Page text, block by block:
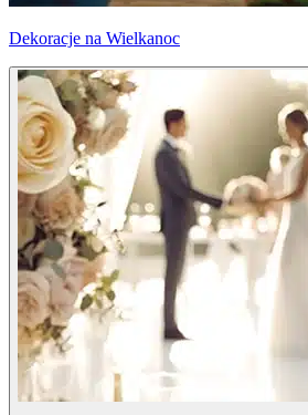
Dekoracje na Wielkanoc